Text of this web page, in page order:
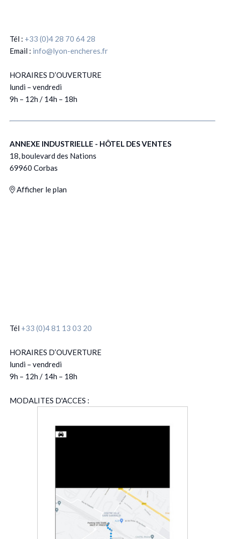
Tél : +33 (0)4 28 70 64 28
Email : info@lyon-encheres.fr
HORAIRES D’OUVERTURE
lundi – vendredi
9h – 12h / 14h – 18h
ANNEXE INDUSTRIELLE - HÔTEL DES VENTES
18, boulevard des Nations
69960 Corbas
Afficher le plan
Tél +33 (0)4 81 13 03 20
HORAIRES D’OUVERTURE
lundi – vendredi
9h – 12h / 14h – 18h
MODALITES D'ACCES :